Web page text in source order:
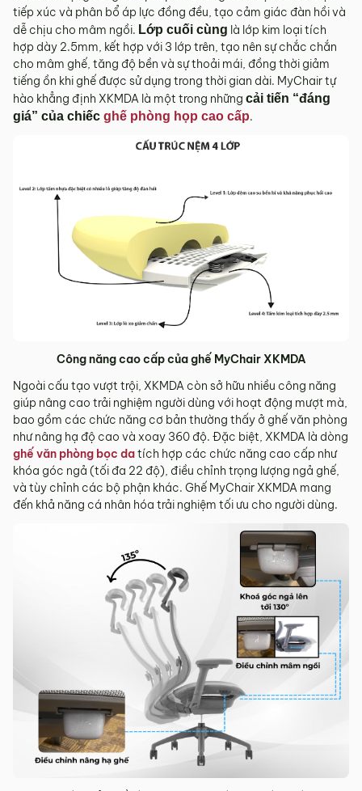
tiếp xúc và phân bổ áp lực đồng đều, tạo cảm giác đàn hồi và
dễ chịu cho mâm ngồi. Lớp cuối cùng là lớp kim loại tích
hợp dày 2.5mm, kết hợp với 3 lớp trên, tạo nên sự chắc chắn
cho mâm ghế, tăng độ bền và sự thoải mái, đồng thời giảm
tiếng ồn khi ghế được sử dụng trong thời gian dài. MyChair tự
hào khẳng định XKMDA là một trong những cải tiến “đáng
giá” của chiếc ghế phòng họp cao cấp.
Công năng cao cấp của ghế MyChair XKMDA
Ngoài cấu tạo vượt trội, XKMDA còn sở hữu nhiều công năng
giúp nâng cao trải nghiệm người dùng với hoạt động mượt mà,
bao gồm các chức năng cơ bản thường thấy ở ghế văn phòng
như nâng hạ độ cao và xoay 360 độ. Đặc biệt, XKMDA là dòng
ghế văn phòng bọc datích hợp các chức năng cao cấp như
khóa góc ngả (tối đa 22 độ), điều chỉnh trọng lượng ngả ghế,
và tùy chỉnh các bộ phận khác. Ghế MyChair XKMDA mang
đến khả năng cá nhân hóa trải nghiệm tối ưu cho người dùng.
Sản phẩm sau khi đã được giao hàng, nhận hàng, Quý
khách kiểm tra hàng không có bất kỳ lỗi sản phẩm nào và
đã ký vào biên bản nghiệm thu.
Sản phẩm mới đã quá thời gian 3 ngày kể từ ngày nhận
hàng.
Mọi thông tin cần hỗ trợ và giải đáp vui lòng liên hệ MyChair